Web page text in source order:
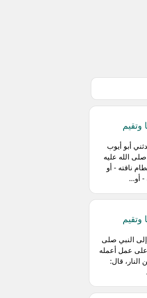
وتقيم
أبو أيوب
الله عليه
ناقته - أو
- أو...
وتقيم
النبي صلى
على عمل أعمله
النار، قال: